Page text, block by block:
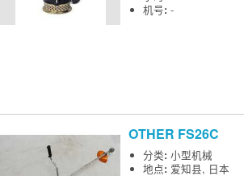
机号:-
OTHER FS26C
分类:小型机械
地点: 爱知县, 日本